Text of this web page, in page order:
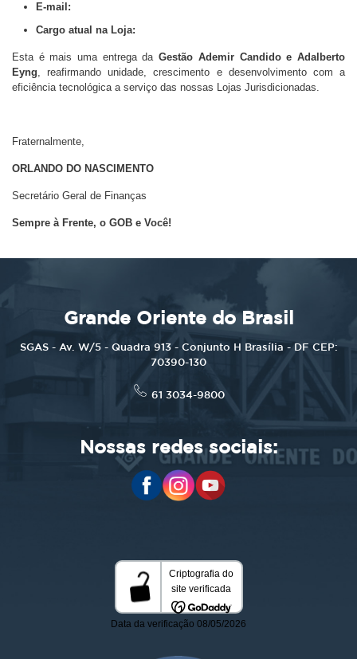
E-mail:
Cargo atual na Loja:
Esta é mais uma entrega daGestão Ademir Candido e Adalberto
Eyng, reafirmando unidade, crescimento e desenvolvimento com a
eficiência tecnológica a serviço das nossas Lojas Jurisdicionadas.
Fraternalmente,
ORLANDO DO NASCIMENTO
Secretário Geral de Finanças
Sempre à Frente, o GOB e Você!
Grande Oriente do Brasil
SGAS - Av. W/5 - Quadra 913 - Conjunto H Brasília - DF CEP:
70390-130
61 3034-9800
Nossas redes sociais: